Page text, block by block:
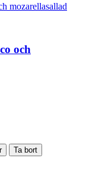
och
Ta bort